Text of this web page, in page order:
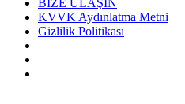
BİZE ULAŞIN
KVVK Aydınlatma Metni
Gizlilik Politikası